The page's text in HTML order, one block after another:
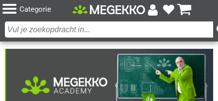
Categorie